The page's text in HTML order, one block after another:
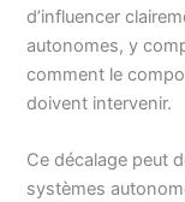
d’influencer
autonomes, y
comment le
doivent intervenir.
Ce décalage peut
systèmes